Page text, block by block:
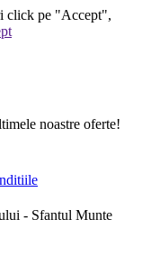
click pe "Accept",
noastre oferte!
- Sfantul Munte